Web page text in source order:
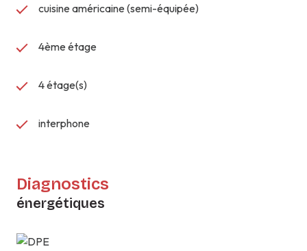
cuisine américaine (semi-équipée)
4ème étage
4 étage(s)
interphone
Diagnostics
énergétiques